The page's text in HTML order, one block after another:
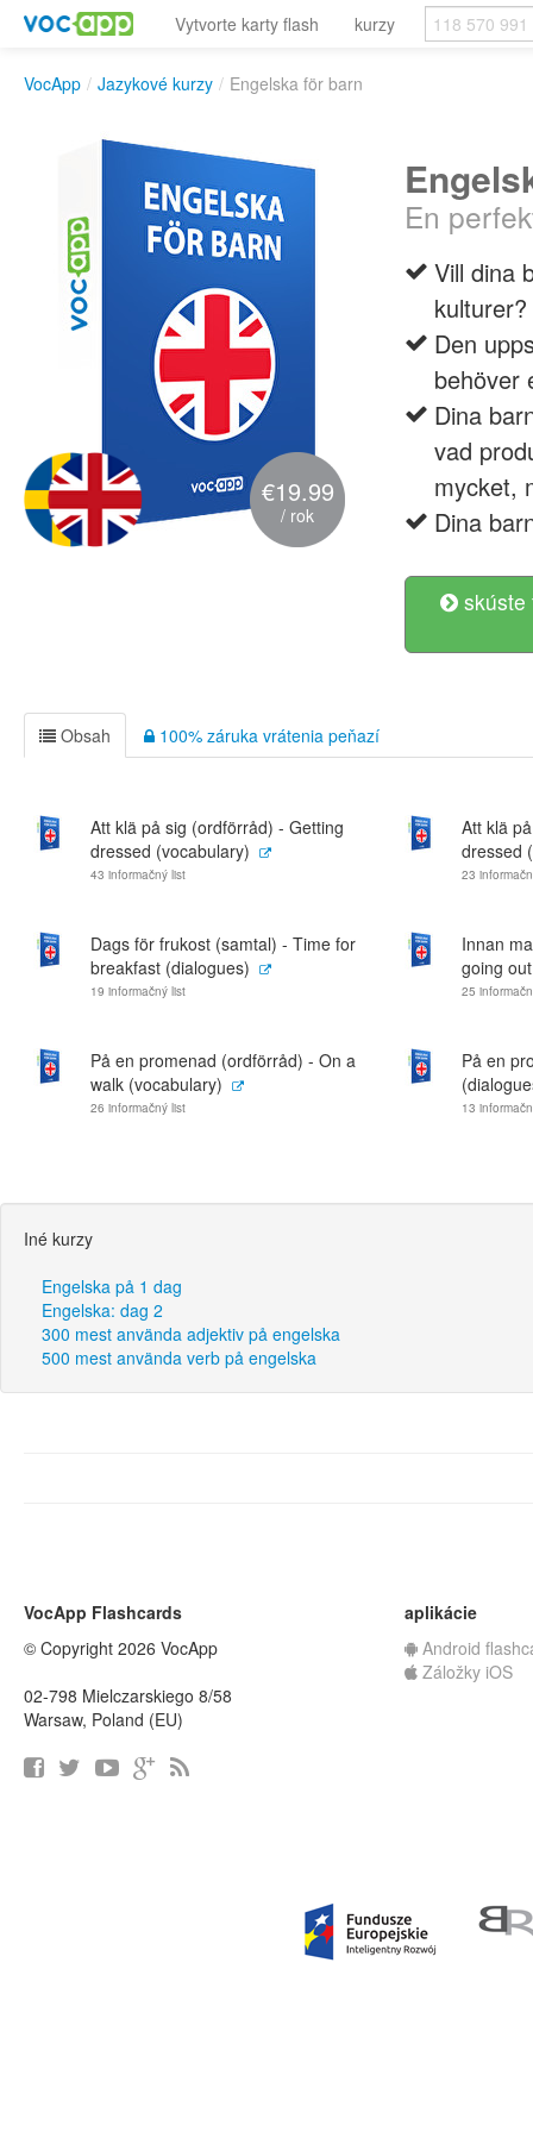
Vytvorte karty flash kurzy
VocApp / Jazykové kurzy / Engelska för barn
€19.99
/ rok
En
Vill dina
kulturer?
Den
behöver
Dina
vad
mycket,
Dina
skúste
Obsah 100% záruka vrátenia peňazí
Att klä på sig (ordförråd) - Getting
dressed (vocabulary)
43 informačný list
Att klä
dressed
23
Dags för frukost (samtal) - Time for
breakfast (dialogues)
19 informačný list
Innan
going
25
På en promenad (ordförråd) - On a
walk (vocabulary)
26 informačný list
På en
13
Iné kurzy
Engelska på 1 dag
Engelska: dag 2
300 mest använda adjektiv på engelska
500 mest använda verb på engelska
VocApp Flashcards
© Copyright 2026 VocApp
02-798 Mielczarskiego 8/58
Warsaw, Poland (EU)
aplikácie
Android
Záložky iOS